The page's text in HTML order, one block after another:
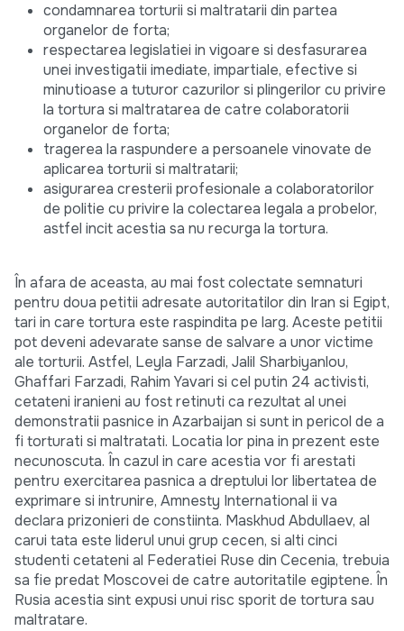
condamnarea torturii si maltratarii din partea
organelor de forta;
respectarea legislatiei in vigoare si desfasurarea
unei investigatii imediate, impartiale, efective si
minutioase a tuturor cazurilor si plingerilor cu privire
la tortura si maltratarea de catre colaboratorii
organelor de forta;
tragerea la raspundere a persoanele vinovate de
aplicarea torturii si maltratarii;
asigurarea cresterii profesionale a colaboratorilor
de politie cu privire la colectarea legala a probelor,
astfel incit acestia sa nu recurga la tortura.
În afara de aceasta, au mai fost colectate semnaturi
pentru doua petitii adresate autoritatilor din Iran si Egipt,
tari in care tortura este raspindita pe larg. Aceste petitii
pot deveni adevarate sanse de salvare a unor victime
ale torturii. Astfel, Leyla Farzadi, Jalil Sharbiyanlou,
Ghaffari Farzadi, Rahim Yavari si cel putin 24 activisti,
cetateni iranieni au fost retinuti ca rezultat al unei
demonstratii pasnice in Azarbaijan si sunt in pericol de a
fi torturati si maltratati. Locatia lor pina in prezent este
necunoscuta. În cazul in care acestia vor fi arestati
pentru exercitarea pasnica a dreptului lor libertatea de
exprimare si intrunire, Amnesty International ii va
declara prizonieri de constiinta. Maskhud Abdullaev, al
carui tata este liderul unui grup cecen, si alti cinci
studenti cetateni al Federatiei Ruse din Cecenia, trebuia
sa fie predat Moscovei de catre autoritatile egiptene. În
Rusia acestia sint expusi unui risc sporit de tortura sau
maltratare.